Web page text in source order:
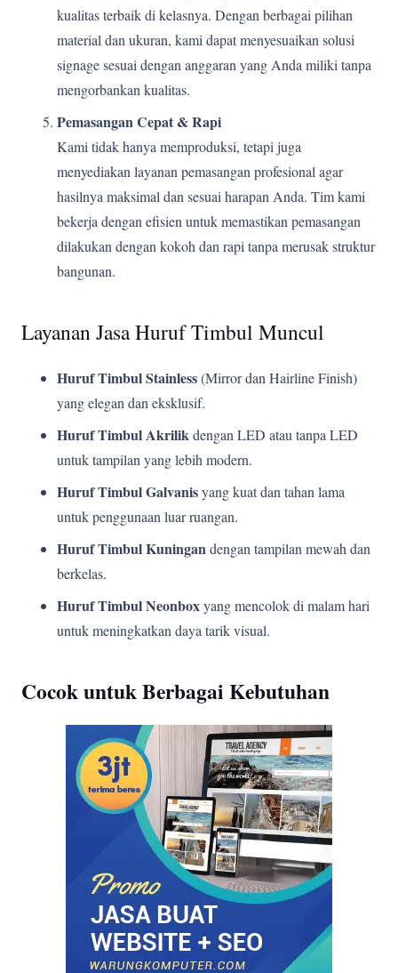
kualitas terbaik di kelasnya. Dengan berbagai pilihan
material dan ukuran, kami dapat menyesuaikan solusi
signage sesuai dengan anggaran yang Anda miliki tanpa
mengorbankan kualitas.
Pemasangan Cepat & Rapi
Kami tidak hanya memproduksi, tetapi juga
menyediakan layanan pemasangan profesional agar
hasilnya maksimal dan sesuai harapan Anda. Tim kami
bekerja dengan efisien untuk memastikan pemasangan
dilakukan dengan kokoh dan rapi tanpa merusak struktur
bangunan.
Layanan Jasa Huruf Timbul Muncul
Huruf Timbul Stainless(Mirror dan Hairline Finish)
yang elegan dan eksklusif.
Huruf Timbul Akrilikdengan LED atau tanpa LED
untuk tampilan yang lebih modern.
Huruf Timbul Galvanisyang kuat dan tahan lama
untuk penggunaan luar ruangan.
Huruf Timbul Kuningandengan tampilan mewah dan
berkelas.
Huruf Timbul Neonboxyang mencolok di malam hari
untuk meningkatkan daya tarik visual.
Cocok untuk Berbagai Kebutuhan